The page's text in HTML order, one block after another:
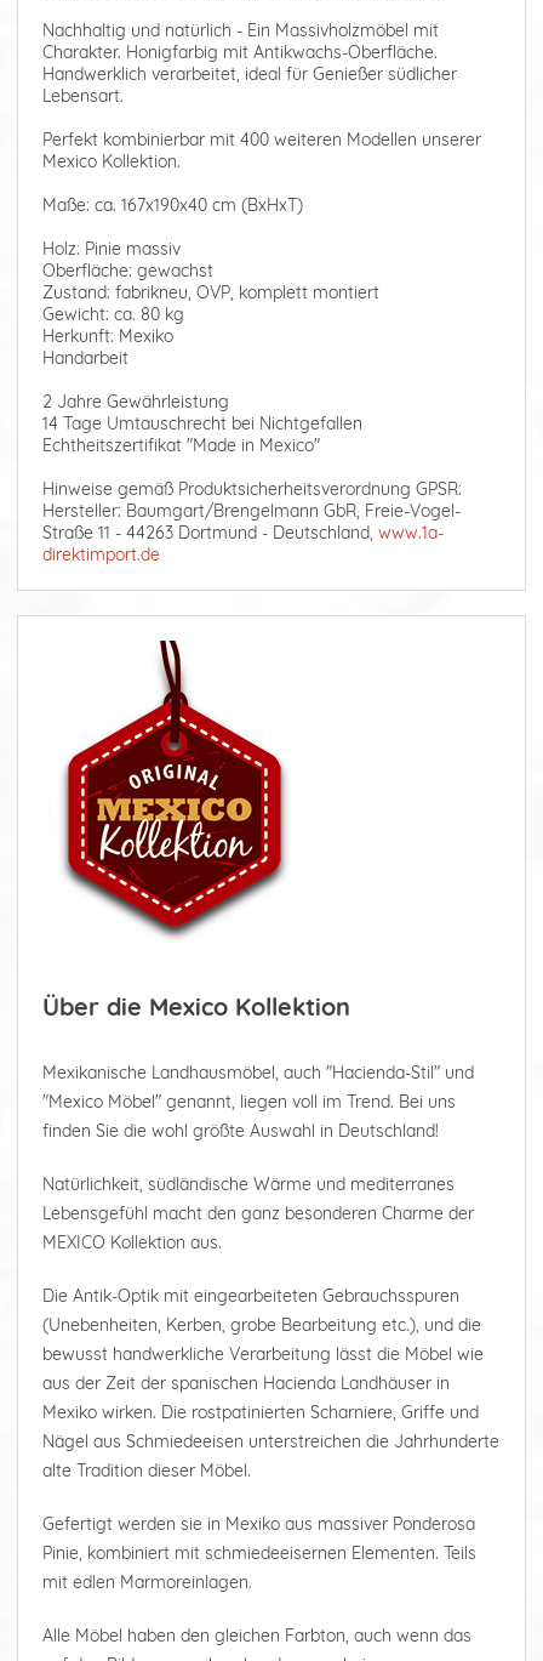
Nachhaltig und natürlich - Ein Massivholzmöbel mit
Charakter. Honigfarbig mit Antikwachs-Oberfläche.
Handwerklich verarbeitet, ideal für Genießer südlicher
Lebensart.
Perfekt kombinierbar mit 400 weiteren Modellen unserer
Mexico Kollektion.
Maße: ca. 167x190x40 cm (BxHxT)
Holz: Pinie massiv
Oberfläche: gewachst
Zustand: fabrikneu, OVP, komplett montiert
Gewicht: ca. 80 kg
Herkunft: Mexiko
Handarbeit
2 Jahre Gewährleistung
14 Tage Umtauschrecht bei Nichtgefallen
Echtheitszertifikat "Made in Mexico"
Hinweise gemäß Produktsicherheitsverordnung GPSR:
Hersteller: Baumgart/Brengelmann GbR, Freie-Vogel-
Straße 11 - 44263 Dortmund - Deutschland, www.1a-
direktimport.de
Über die Mexico Kollektion
Mexikanische Landhausmöbel, auch "Hacienda-Stil" und
"Mexico Möbel" genannt, liegen voll im Trend. Bei uns
finden Sie die wohl größte Auswahl in Deutschland!
Natürlichkeit, südländische Wärme und mediterranes
Lebensgefühl macht den ganz besonderen Charme der
MEXICO Kollektion aus.
Die Antik-Optik mit eingearbeiteten Gebrauchsspuren
(Unebenheiten, Kerben, grobe Bearbeitung etc.), und die
bewusst handwerkliche Verarbeitung lässt die Möbel wie
aus der Zeit der spanischen Hacienda Landhäuser in
Mexiko wirken. Die rostpatinierten Scharniere, Griffe und
Nägel aus Schmiedeeisen unterstreichen die Jahrhunderte
alte Tradition dieser Möbel.
Gefertigt werden sie in Mexiko aus massiver Ponderosa
Pinie, kombiniert mit schmiedeeisernen Elementen. Teils
mit edlen Marmoreinlagen.
Alle Möbel haben den gleichen Farbton, auch wenn das